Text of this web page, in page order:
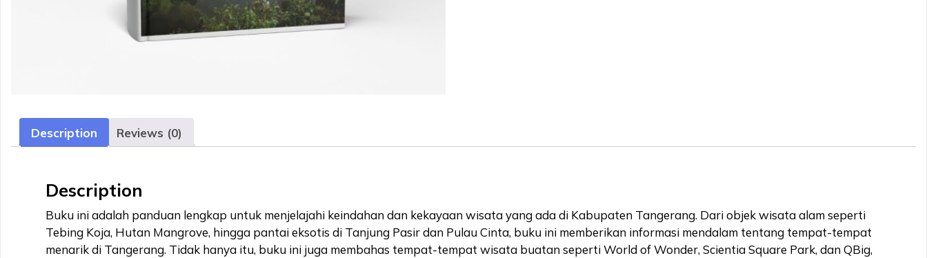
Description Reviews (0)
Description
Buku ini adalah panduan lengkap untuk menjelajahi keindahan dan kekayaan wisata yang ada di Kabupaten Tangerang. Dari objek wisata alam seperti
Tebing Koja, Hutan Mangrove, hingga pantai eksotis di Tanjung Pasir dan Pulau Cinta, buku ini memberikan informasi mendalam tentang tempat-tempat
menarik di Tangerang. Tidak hanya itu, buku ini juga membahas tempat-tempat wisata buatan seperti World of Wonder, Scientia Square Park, dan QBig,